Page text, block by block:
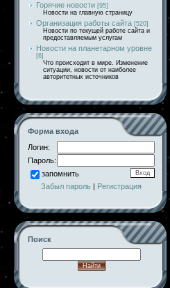
Горячие новости [95]
Новости на главную страницу
Организация работы сайта [520]
Новости по текущей работе сайта и
предоставляемым услугам
Новости на планетарном уровне
[6]
Что происходит в мире. Изменение
ситуации, новости от наиболее
авторитетных источников
Форма входа
Логин:
Пароль:
запомнить
Забыл пароль | Регистрация
Поиск